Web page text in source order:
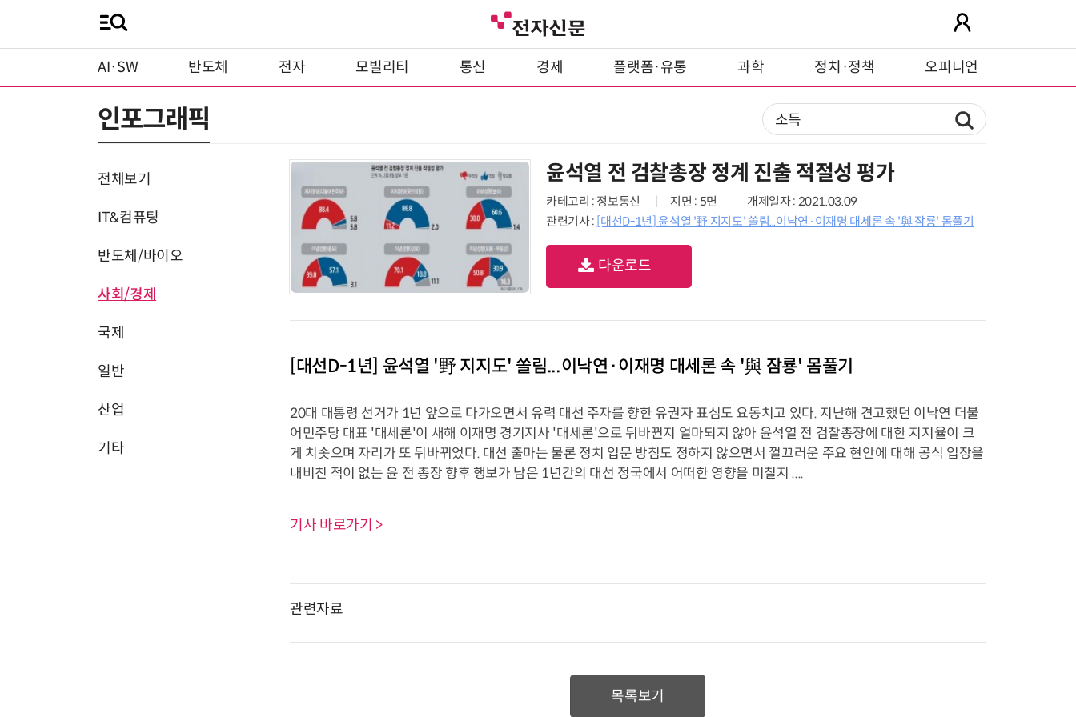
AI·SW 반도체 전자 모빌리티 통신 경제 플랫폼·유통 과학 정치·정책 오피니언
인포그래픽
전체보기
IT&컴퓨팅
반도체/바이오
사회/경제
국제
일반
산업
기타
윤석열 전 검찰총장 정계 진출 적절성 평가
카테고리 : 정보통신 지면 : 5면
개제일자 : 2021.03.09
관련기사 : [대선D-1년] 윤석열 '野 지지도' 쏠림...이낙연·이재명 대세론 속 '與 잠룡' 몸풀기
다운로드
[대선D-1년] 윤석열 '野 지지도' 쏠림...이낙연·이재명 대세론 속 '與 잠룡' 몸풀기
20대 대통령 선거가 1년 앞으로 다가오면서 유력 대선 주자를 향한 유권자 표심도 요동치고 있다. 지난해 견고했던 이낙연 더불
어민주당 대표 '대세론'이 새해 이재명 경기지사 '대세론'으로 뒤바뀐지 얼마되지 않아 윤석열 전 검찰총장에 대한 지지율이 크
게 치솟으며 자리가 또 뒤바뀌었다. 대선 출마는 물론 정치 입문 방침도 정하지 않으면서 껄끄러운 주요 현안에 대해 공식 입장을
내비친 적이 없는 윤 전 총장 향후 행보가 남은 1년간의 대선 정국에서 어떠한 영향을 미칠지 ....
기사 바로가기 >
관련자료
목록보기